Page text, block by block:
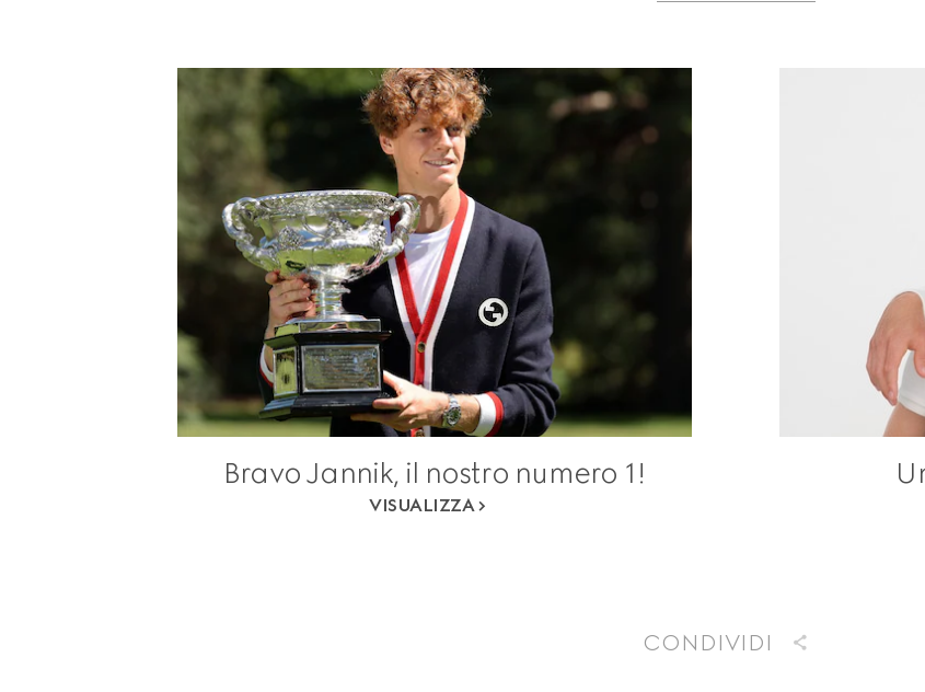
Bravo Jannik, il nostro numero 1!
VISUALIZZA
CONDIVIDI